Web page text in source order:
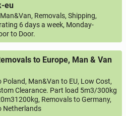
eu
Removals, Shipping,
6 days a week, Monday-
to Door.
to Europe, Man & Van
Poland, Man&Van to EU, Low Cost,
Clearance. Part load 5m3/300kg
Removals to Germany,
Netherlands